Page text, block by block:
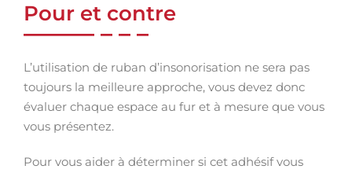
Pour et contre
L’utilisation de ruban d’insonorisation ne sera pas
toujours la meilleure approche, vous devez donc
évaluer chaque espace au fur et à mesure que vous
vous présentez.
Pour vous aider à déterminer si cet adhésif vous